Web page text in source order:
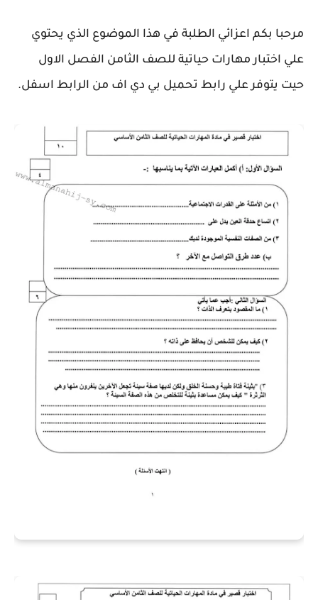
مرحبا بكم اعزائي الطلبة في هذا الموضوع الذي يحتوي
علي اختبار مهارات حياتية للصف الثامن الفصل الاول
حيت يتوفر علي رابط تحميل بي دي اف من الرابط اسفل.